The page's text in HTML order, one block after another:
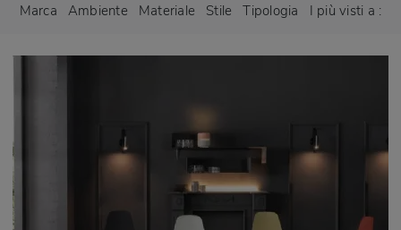
Marca Ambiente Materiale Stile Tipologia I più visti a :